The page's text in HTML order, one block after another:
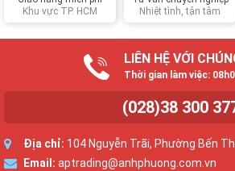
Khu vực TP. HCM
Nhiệt tình, tận tâm
LIÊN HỆ VỚI
Thời gian làm việc:
(028)38 300
Địa chỉ: 104 Nguyễn Trãi, Phường Bến
Email: aptrading@anhphuong.com.vn